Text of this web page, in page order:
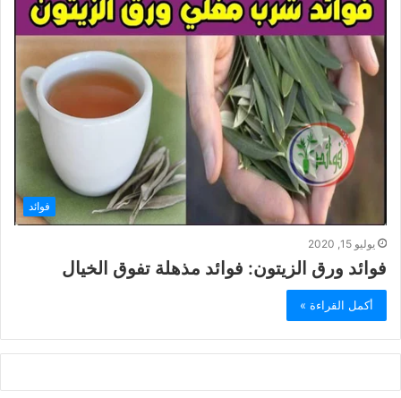
فوائد
يوليو 15, 2020
فوائد ورق الزيتون: فوائد مذهلة تفوق الخيال
أكمل القراءة »